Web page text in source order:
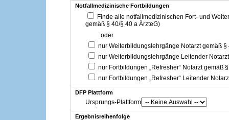
Notfallmedizinische Fortbildungen
Finde alle notfallmedizinischen Fort- und
gemäß § 40/§ 40 a ÄrzteG)
oder
nur Weiterbildungslehrgänge Notarzt gemäß §
nur Weiterbildungslehrgänge Leitender
nur Fortbildungen „Refresher“ Notarzt gemäß
nur Fortbildungen „Refresher“ Leitender
DFP Plattform
Ursprungs-Plattform
Ergebnisreihenfolge